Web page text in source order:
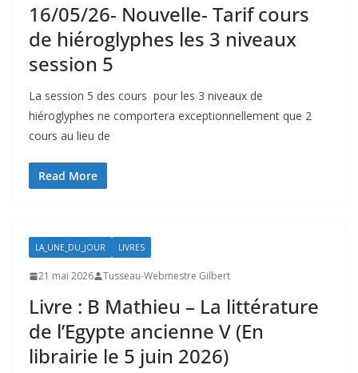
16/05/26- Nouvelle- Tarif cours
de hiéroglyphes les 3 niveaux
session 5
La session 5 des cours pour les 3 niveaux de
hiéroglyphes ne comportera exceptionnellement que 2
cours au lieu de
Read More
LA_UNE_DU_JOUR LIVRES
21 mai 2026 Tusseau-Webmestre Gilbert
Livre : B Mathieu – La littérature
de l’Egypte ancienne V (En
librairie le 5 juin 2026)